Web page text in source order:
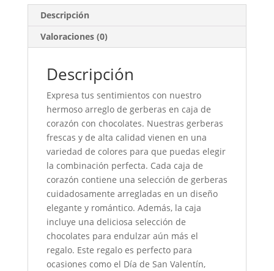
Descripción
Valoraciones (0)
Descripción
Expresa tus sentimientos con nuestro
hermoso arreglo de gerberas en caja de
corazón con chocolates. Nuestras gerberas
frescas y de alta calidad vienen en una
variedad de colores para que puedas elegir
la combinación perfecta. Cada caja de
corazón contiene una selección de gerberas
cuidadosamente arregladas en un diseño
elegante y romántico. Además, la caja
incluye una deliciosa selección de
chocolates para endulzar aún más el
regalo. Este regalo es perfecto para
ocasiones como el Día de San Valentín,